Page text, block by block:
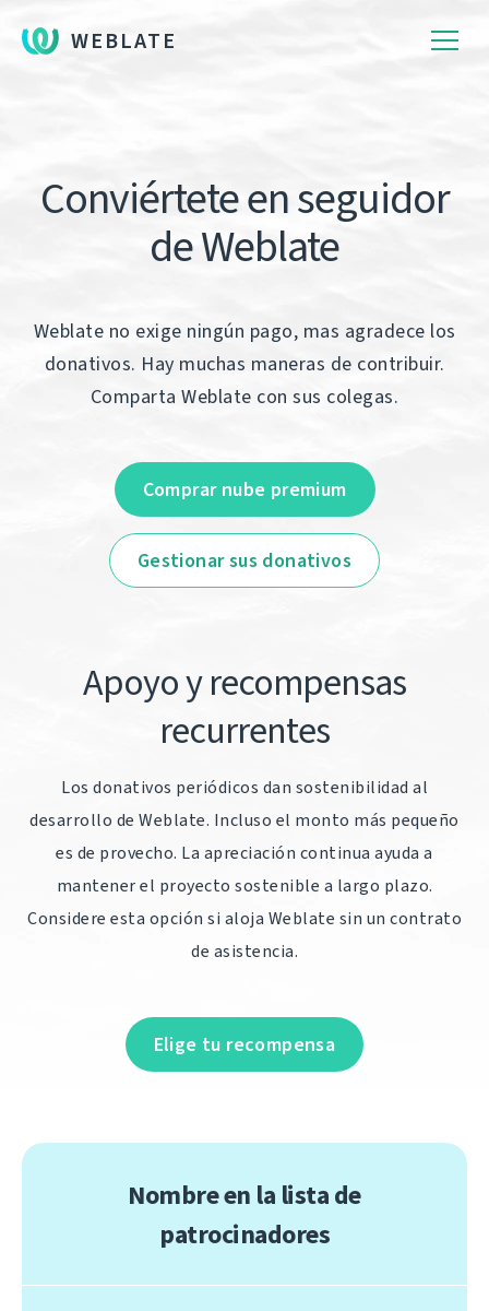
WEBLATE
Conviértete en seguidor
de Weblate
Weblate no exige ningún pago, mas agradece los
donativos. Hay muchas maneras de contribuir.
Comparta Weblate con sus colegas.
Comprar nube premium
Gestionar sus donativos
Apoyo y recompensas
recurrentes
Los donativos periódicos dan sostenibilidad al
desarrollo de Weblate. Incluso el monto más pequeño
es de provecho. La apreciación continua ayuda a
mantener el proyecto sostenible a largo plazo.
Considere esta opción si aloja Weblate sin un contrato
de asistencia.
Elige tu recompensa
Nombre en la lista de
patrocinadores